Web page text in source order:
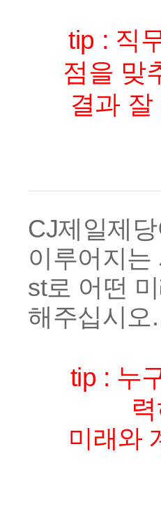
tip : 직
점을 맞
결과
CJ제일제
이루어지는
st로 어떤
해주십시오
tip : 누
미래와